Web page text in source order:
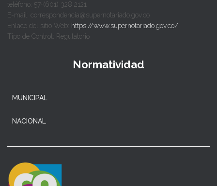
teléfono: 57+(601) 328 2121
E-mail: correspondencia@supernotariado.gov.co
Enlace del sitio Web: https://www.supernotariado.gov.co/
Tipo de Control: Regulatorio
Normatividad
MUNICIPAL
NACIONAL